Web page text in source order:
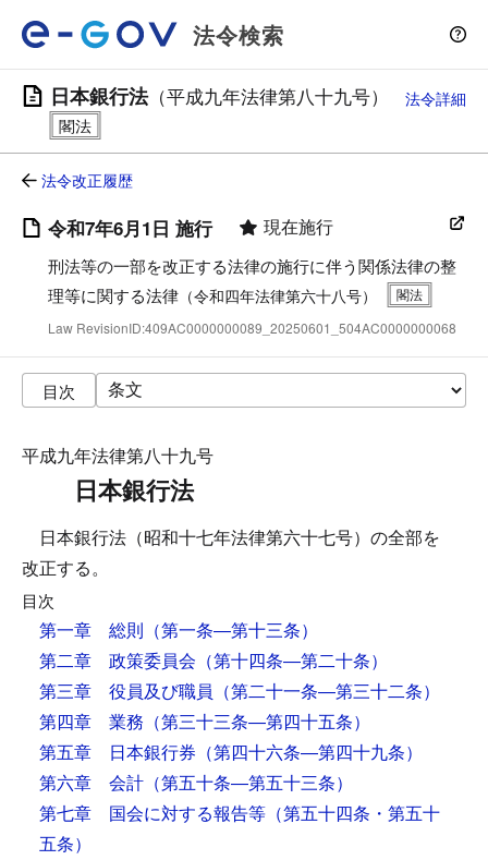
法令検索
日本銀行法（平成九年法律第八十九号） 法令詳細
法令改正履歴
令和7年6月1日 施行 現在施行
刑法等の一部を改正する法律の施行に伴う関係法律の整
理等に関する法律 （令和四年法律第六十八号）
Law RevisionID:409AC0000000089_20250601_504AC0000000068
目次
平成九年法律第八十九号
日本銀行法
日本銀行法（昭和十七年法律第六十七号）の全部を
改正する。
目次
第一章 総則 （第一条―第十三条）
第二章 政策委員会 （第十四条―第二十条）
第三章 役員及び職員 （第二十一条―第三十二条）
第四章 業務 （第三十三条―第四十五条）
第五章 日本銀行券 （第四十六条―第四十九条）
第六章 会計 （第五十条―第五十三条）
第七章 国会に対する報告等 （第五十四条・第五十
五条）